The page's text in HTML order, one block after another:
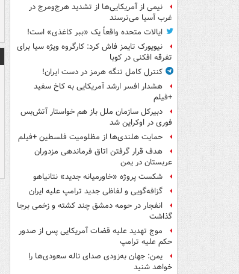
نیمی از آمریکایی‌ها از تشدید هرج‌ومرج در
غرب آسیا می‌ترسند
ایالات متحده واقعاً یک «ببر کاغذی» است!
نیویورک تایمز فاش کرد: کارگروه ویژه سیا برای
تفرقه افکنی در کوبا
کنترل کامل تنگه هرمز در دست ایران!
هشدار افسر ارشد آمریکایی به کاخ سفید
+فیلم
دبیرکل سازمان ملل باز هم خواستار آتش‌بس
فوری در اوکراین شد
حمایت هلندی‌ها از مظلومیت فلسطین +فیلم
هدف قرار گرفتن اتاق‌ فرماندهی مزدوران
عربستان در یمن
شکست پروژه «خاورمیانه جدید» نتانیاهو
گزافه‌گویی و لفاظی جدید ترامپ علیه ایران
انفجار در حومه دمشق چند کشته و زخمی برجا
گذاشت
موج تهدید علیه قضات آمریکایی پس از صدور
حکم علیه ترامپ
یمن: جهان به‌زودی صدای ناله سعودی‌ها را
خواهد شنید